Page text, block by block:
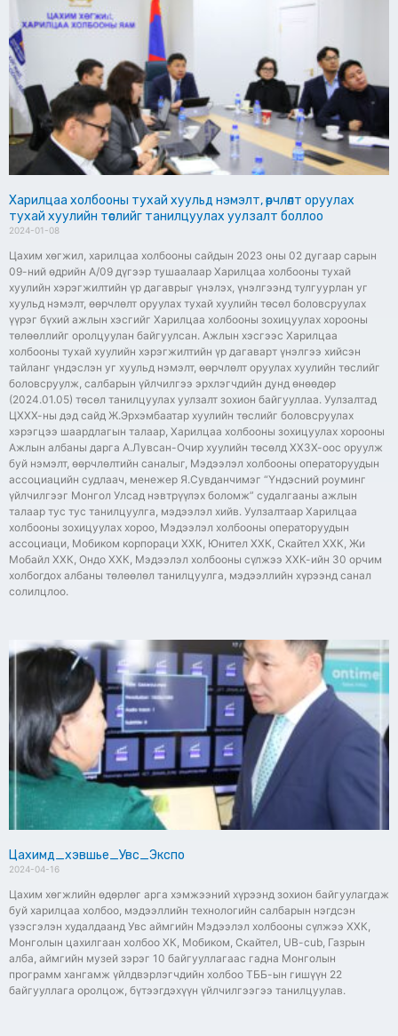
Харилцаа холбооны тухай хуульд нэмэлт, өөрчлөлт оруулах
тухай хуулийн төслийг танилцуулах уулзалт боллоо
2024-01-08
Цахим хөгжил, харилцаа холбооны сайдын 2023 оны 02 дугаар сарын
09-ний өдрийн А/09 дүгээр тушаалаар Харилцаа холбооны тухай
хуулийн хэрэгжилтийн үр дагаврыг үнэлэх, үнэлгээнд тулгуурлан уг
хуульд нэмэлт, өөрчлөлт оруулах тухай хуулийн төсөл боловсруулах
үүрэг бүхий ажлын хэсгийг Харилцаа холбооны зохицуулах хорооны
төлөөллийг оролцуулан байгуулсан. Ажлын хэсгээс Харилцаа
холбооны тухай хуулийн хэрэгжилтийн үр дагаварт үнэлгээ хийсэн
тайланг үндэслэн уг хуульд нэмэлт, өөрчлөлт оруулах хуулийн төслийг
боловсруулж, салбарын үйлчилгээ эрхлэгчдийн дунд өнөөдөр
(2024.01.05) төсөл танилцуулах уулзалт зохион байгууллаа. Уулзалтад
ЦХХХ-ны дэд сайд Ж.Эрхэмбаатар хуулийн төслийг боловсруулах
хэрэгцээ шаардлагын талаар, Харилцаа холбооны зохицуулах хорооны
Ажлын албаны дарга А.Лувсан-Очир хуулийн төсөлд ХХЗХ-оос оруулж
буй нэмэлт, өөрчлөлтийн саналыг, Мэдээлэл холбооны операторуудын
ассоциацийн судлаач, менежер Я.Сувданчимэг “Үндэсний роуминг
үйлчилгээг Монгол Улсад нэвтрүүлэх боломж” судалгааны ажлын
талаар тус тус танилцуулга, мэдээлэл хийв. Уулзалтаар Харилцаа
холбооны зохицуулах хороо, Мэдээлэл холбооны операторуудын
ассоциаци, Мобиком корпораци ХХК, Юнител ХХК, Скайтел ХХК, Жи
Мобайл ХХК, Ондо ХХК, Мэдээлэл холбооны сүлжээ ХХК-ийн 30 орчим
холбогдох албаны төлөөлөл танилцуулга, мэдээллийн хүрээнд санал
солилцлоо.
Цахимд_хэвшье_Увс_Экспо
2024-04-16
Цахим хөгжлийн өдөрлөг арга хэмжээний хүрээнд зохион байгуулагдаж
буй харилцаа холбоо, мэдээллийн технологийн салбарын нэгдсэн
үзэсгэлэн худалдаанд Увс аймгийн Мэдээлэл холбооны сүлжээ ХХК,
Монголын цахилгаан холбоо ХК, Мобиком, Скайтел, UB-cub, Газрын
алба, аймгийн музей зэрэг 10 байгууллагаас гадна Монголын
программ хангамж үйлдвэрлэгчдийн холбоо ТББ-ын гишүүн 22
байгууллага оролцож, бүтээгдэхүүн үйлчилгээгээ танилцуулав.